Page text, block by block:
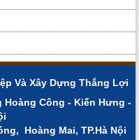
Và Xây Dựng Thắng Lợi
Hoàng Công - Kiến Hưng -
Hoàng Mai, TP.Hà Nội